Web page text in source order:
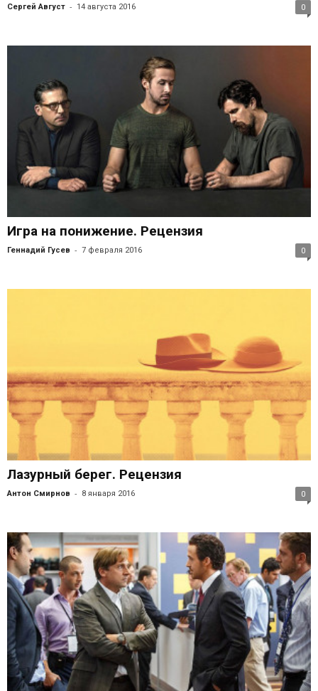
Сергей Август - 14 августа 2016 0
Игра на понижение. Рецензия
Геннадий Гусев - 7 февраля 2016 0
Лазурный берег. Рецензия
Антон Смирнов - 8 января 2016 0